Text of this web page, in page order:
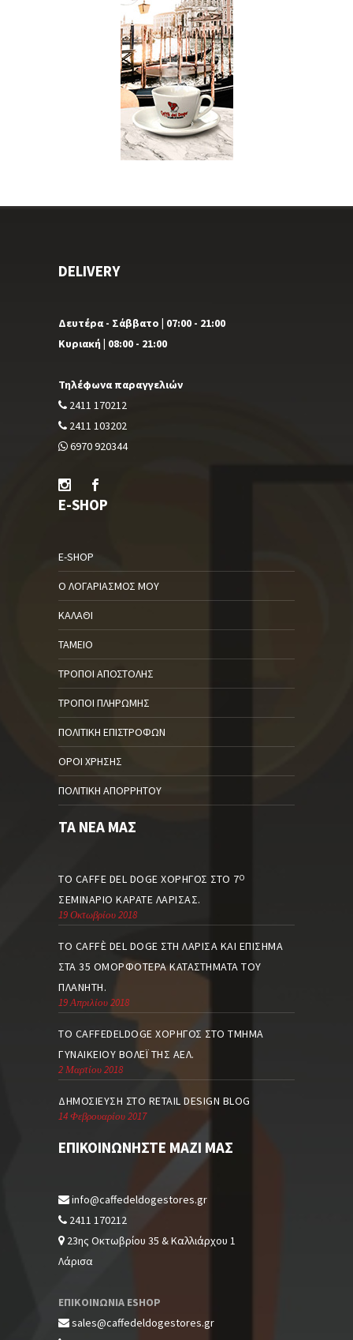
DELIVERY
Δευτέρα - Σάββατο | 07:00 - 21:00
Κυριακή | 08:00 - 21:00
Τηλέφωνα παραγγελιών
2411 170212
2411 103202
6970 920344
E-SHOP
E-SHOP
Ο ΛΟΓΑΡΙΑΣΜΌΣ ΜΟΥ
ΚΑΛΆΘΙ
ΤΑΜΕΊΟ
ΤΡΌΠΟΙ ΑΠΟΣΤΟΛΉΣ
ΤΡΌΠΟΙ ΠΛΗΡΩΜΉΣ
ΠΟΛΙΤΙΚΉ ΕΠΙΣΤΡΟΦΏΝ
ΌΡΟΙ ΧΡΉΣΗΣ
ΠΟΛΙΤΙΚΉ ΑΠΟΡΡΉΤΟΥ
ΤΑ ΝΈΑ ΜΑΣ
ΤΟ CAFFE DEL DOGE ΧΟΡΗΓΌΣ ΣΤΟ 7Ο
ΣΕΜΙΝΆΡΙΟ ΚΑΡΆΤΕ ΛΆΡΙΣΑΣ.
19 Οκτωβρίου 2018
ΤΟ CAFFÈ DEL DOGE ΣΤΗ ΛΆΡΙΣΑ ΚΑΙ ΕΠΊΣΗΜΑ
ΣΤΑ 35 ΟΜΟΡΦΌΤΕΡΑ ΚΑΤΑΣΤΉΜΑΤΑ ΤΟΥ
ΠΛΑΝΉΤΗ.
19 Απριλίου 2018
TO CAFFEDELDOGE ΧΟΡΗΓΌΣ ΣΤΟ ΤΜΉΜΑ
ΓΥΝΑΙΚΕΊΟΥ ΒΌΛΕΪ ΤΗΣ ΑΕΛ.
2 Μαρτίου 2018
ΔΗΜΟΣΊΕΥΣΗ ΣΤΟ RETAIL DESIGN BLOG
14 Φεβρουαρίου 2017
ΕΠΙΚΟΙΝΩΝΉΣΤΕ ΜΑΖΊ ΜΑΣ
info@caffedeldogestores.gr
2411 170212
23ης Οκτωβρίου 35 & Καλλιάρχου 1
Λάρισα
ΕΠΙΚΟΙΝΩΝΙΑ ESHOP
sales@caffedeldogestores.gr